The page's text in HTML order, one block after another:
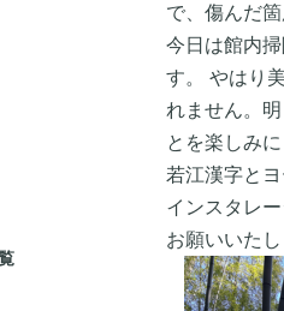
で、傷んだ
今日は館内
す。 やはり
れません。
とを楽しみ
若江漢字と
インスタレ
お願いいた